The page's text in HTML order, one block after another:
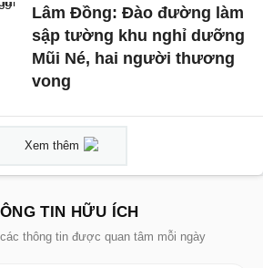
Lâm Đồng: Đào đường làm
sập tường khu nghỉ dưỡng
Mũi Né, hai người thương
vong
Xem thêm
TIN HỮU ÍCH
thông tin được quan tâm mỗi ngày